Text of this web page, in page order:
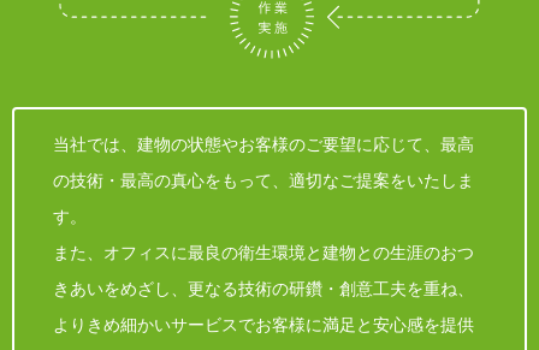
当社では、建物の状態やお客様のご要望に応じて、最高
の技術・最高の真心をもって、適切なご提案をいたしま
す。
また、オフィスに最良の衛生環境と建物との生涯のおつ
きあいをめざし、更なる技術の研鑽・創意工夫を重ね、
よりきめ細かいサービスでお客様に満足と安心感を提供